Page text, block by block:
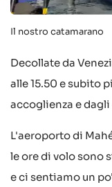
Il nostro catamarano
Decollate da
alle 15.50 e subito
accoglienza e
L'aeroporto di
le ore di volo sono
e ci sentiamo un